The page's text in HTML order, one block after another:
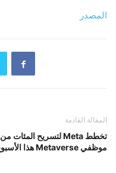
المصدر
المقالة القادمة
تخطط Meta لتسريح المئات من
موظفي Metaverse هذا الأسبوع